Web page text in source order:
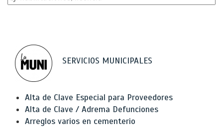
SERVICIOS MUNICIPALES
Alta de Clave Especial para Proveedores
Alta de Clave / Adrema Defunciones
Arreglos varios en cementerio